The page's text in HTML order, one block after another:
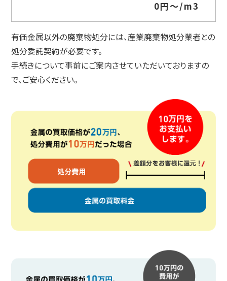
0円～/m3
有価金属以外の廃棄物処分には、産業廃棄物処分業者との
処分委託契約が必要です。
手続きについて事前にご案内させていただいておりますの
で、ご安心ください。